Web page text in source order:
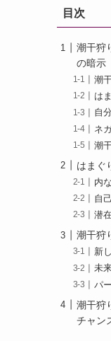
目次
潮干狩
の暗示
潮
は
自
ネ
潮
はまぐ
内
自
潜
潮干狩
新
未
パ
潮干狩
チャン